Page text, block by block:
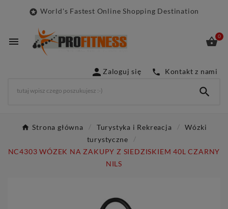
 World's Fastest Online Shopping Destination
 0
 Zaloguj się  Kontakt z nami

Strona główna Turystyka i Rekreacja
Wózki
turystyczne
NC4303 WÓZEK NA ZAKUPY Z SIEDZISKIEM 40L CZARNY
NILS